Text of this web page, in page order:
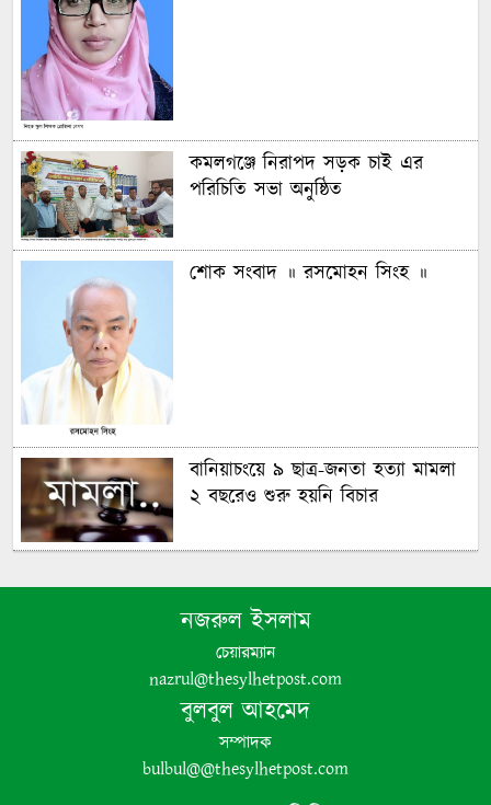
কমলগঞ্জে নিরাপদ সড়ক চাই এর
পরিচিতি সভা অনুষ্ঠিত
শোক সংবাদ ॥ রসমোহন সিংহ ॥
বানিয়াচংয়ে ৯ ছাত্র-জনতা হত্যা মামলা
২ বছরেও শুরু হয়নি বিচার
অঙ্গীকার বিএনপির- জিকে গউছ
পঞ্চগড়ে ইয়াবা সহ গ্রেপ্তার যুবদল নেতা
নজরুল ইসলাম
চেয়ারম্যান
nazrul@thesylhetpost.com
বুলবুল আহমেদ
সম্পাদক
bulbul@@thesylhetpost.com